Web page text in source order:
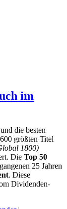
im
die besten
größten Titel
1800)
Die Top 50
25 Jahren
. Diese
Dividenden-